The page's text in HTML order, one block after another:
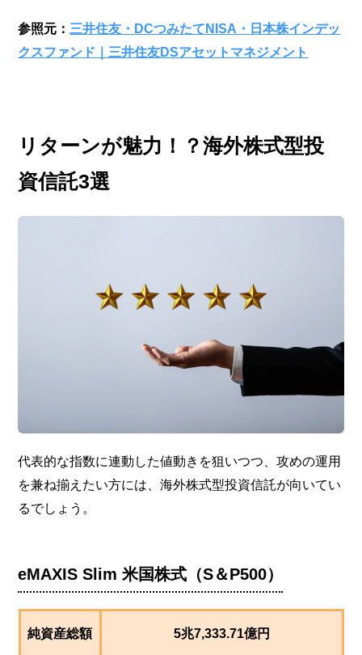
参照元： 三井住友・DCつみたてNISA・日本株インデッ
クスファンド｜三井住友DSアセットマネジメント
リターンが魅力！？海外株式型投
資信託3選
代表的な指数に連動した値動きを狙いつつ、攻めの運用
を兼ね揃えたい方には、海外株式型投資信託が向いてい
るでしょう。
eMAXIS Slim 米国株式（S＆P500）
純資産総額 5兆7,333.71億円